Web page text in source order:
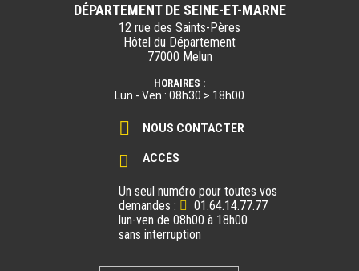
DÉPARTEMENT DE SEINE-ET-MARNE
12 rue des Saints-Pères
Hôtel du Département
77000 Melun
HORAIRES :
Lun - Ven : 08h30 > 18h00
NOUS CONTACTER
ACCÈS
Un seul numéro pour toutes vos
demandes :
01.64.14.77.77
lun-ven de 08h00 à 18h00
sans interruption